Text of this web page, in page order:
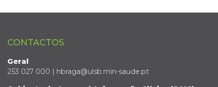
CONTACTOS
Geral
253 027 000 | hbraga@ulsb.min-saude.pt